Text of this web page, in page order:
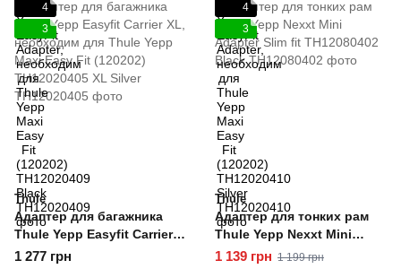
4
3
Thule
Адаптер для багажника
Thule Yepp Easyfit Carrier
XL, необходим для Thule
1 277 грн
4
3
Thule
Адаптер для тонких рам
Thule Yepp Nexxt Mini
Adapter Slim fit TH12080402
1 139 грн 1 199 грн